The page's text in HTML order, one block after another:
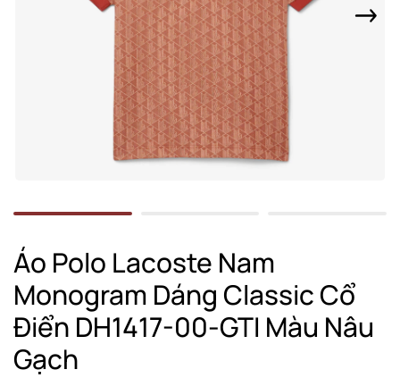
Áo Polo Lacoste Nam
Monogram Dáng Classic Cổ
Điển DH1417-00-GTI Màu Nâu
Gạch